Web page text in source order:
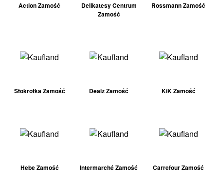
Action Zamość
Delikatesy Centrum
Zamość
Rossmann Zamość
Stokrotka Zamość Dealz Zamość KiK Zamość
Hebe Zamość Intermarché Zamość Carrefour Zamość